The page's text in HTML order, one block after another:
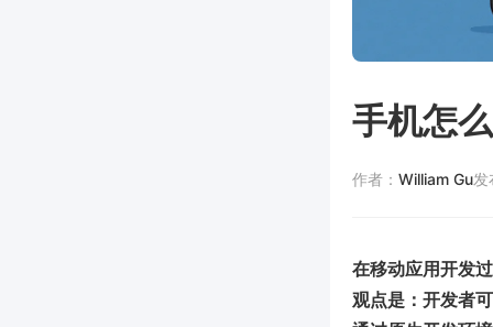
手机怎
作者： William Gu发
在移动应用开发
观点是：开发者